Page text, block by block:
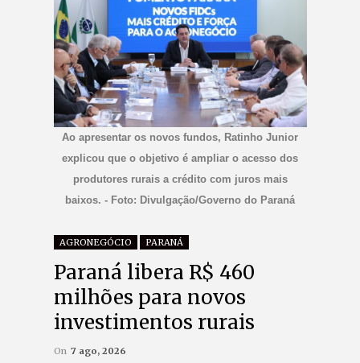
Ao apresentar os novos fundos, Ratinho Junior
explicou que o objetivo é ampliar o acesso dos
produtores rurais a crédito com juros mais
baixos. - Foto: Divulgação/Governo do Paraná
AGRONEGÓCIO PARANÁ
Paraná libera R$ 460
milhões para novos
investimentos rurais
On 7 ago, 2026